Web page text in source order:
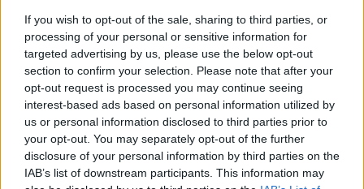
If you wish to opt-out of the sale, sharing to third parties, or
processing of your personal or sensitive information for
targeted advertising by us, please use the below opt-out
section to confirm your selection. Please note that after your
opt-out request is processed you may continue seeing
interest-based ads based on personal information utilized by
us or personal information disclosed to third parties prior to
your opt-out. You may separately opt-out of the further
disclosure of your personal information by third parties on the
IAB’s list of downstream participants. This information may
Στο σπίτι της βρέθηκαν 80.000
φωτογραφίες και βίντεο που
χρησιμοποιήθηκαν για τον εκβιασμό
μοναχών